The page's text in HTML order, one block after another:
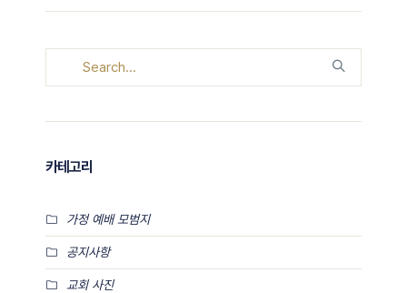
카테고리
가정 예배 모범지
공지사항
교회 사진